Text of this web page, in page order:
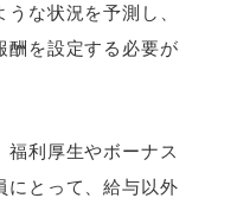
な状況を予測し、
酬を設定する必要が
福利厚生やボーナス
にとって、給与以外